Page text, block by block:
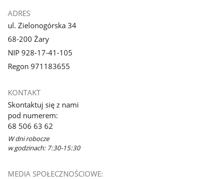
ADRES
ul. Zielonogórska 34
68-200 Żary
NIP 928-17-41-105
Regon 971183655
KONTAKT
Skontaktuj się z nami
pod numerem:
68 506 63 62
W dni robocze
w godzinach: 7:30-15:30
MEDIA SPOŁECZNOŚCIOWE: